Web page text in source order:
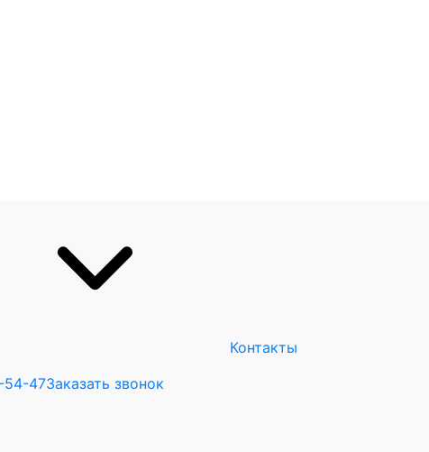
Контакты
54-47Заказать звонок